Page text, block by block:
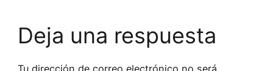
Deja una respuesta
Tu dirección de correo electrónico no será